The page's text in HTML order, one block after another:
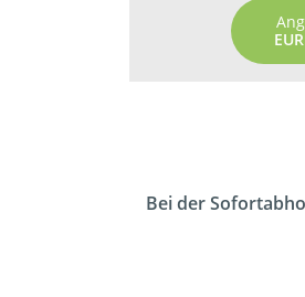
Bei der